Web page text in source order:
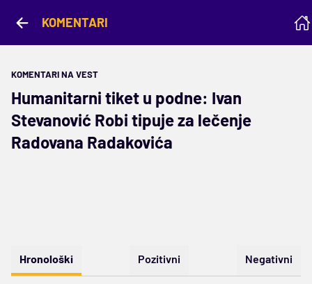
KOMENTARI
KOMENTARI NA VEST
Humanitarni tiket u podne: Ivan
Stevanović Robi tipuje za lečenje
Radovana Radakovića
Hronološki Pozitivni Negativni